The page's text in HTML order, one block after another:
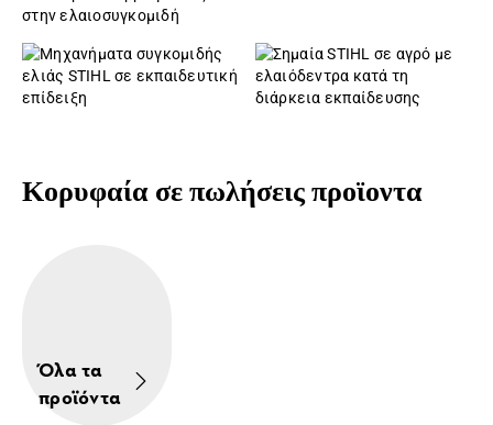
Κορυφαία σε πωλήσεις προϊοντα
Όλα τα
προϊόντα